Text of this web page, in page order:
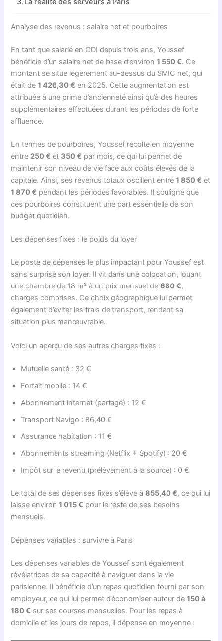
La réalité des serveurs à Paris
Analyse des revenus : salaire net et pourboires
En tant que salarié en CDI depuis trois ans, Youssef
bénéficie d’un salaire net de base d’environ1 550 €. Ce
montant se situe légèrement au-dessus du SMIC net, qui
était de1 426,30 € en 2025. Cette augmentation est
attribuée à une prime d’ancienneté ainsi qu’à des heures
supplémentaires effectuées durant les périodes de forte
affluence.
En termes de pourboires, Youssef récolte en moyenne
entre 250 € et 350 € par mois, ce qui lui permet de
maintenir son niveau de vie face aux coûts élevés de la
capitale. Ainsi, ses revenus totaux oscillent entre1 850 € et
1 870 € pendant les périodes favorables. Il souligne que
ces pourboires constituent une part essentielle de son
budget quotidien.
Les dépenses fixes : le poids du loyer
Le poste de dépenses le plus impactant pour Youssef est
sans surprise son loyer. Il vit dans une colocation, louant
une chambre de 18 m² à un prix mensuel de680 €,
charges comprises. Ce choix géographique lui permet
également d’éviter les frais de transport, rendant sa
situation plus manœuvrable.
Voici un aperçu de ses autres charges fixes :
Mutuelle santé : 32 €
Forfait mobile : 14 €
Abonnement internet (partagé) : 12 €
Transport Navigo : 86,40 €
Assurance habitation : 11 €
Abonnements streaming (Netflix + Spotify) : 20 €
Impôt sur le revenu (prélèvement à la source) : 0 €
Le total de ses dépenses fixes s’élève à855,40 €, ce qui lui
laisse environ1 015 € pour le reste de ses besoins
mensuels.
Dépenses variables : survivre à Paris
Les dépenses variables de Youssef sont également
révélatrices de sa capacité à naviguer dans la vie
parisienne. Il bénéficie d’un repas quotidien fourni par son
employeur, ce qui lui permet d’économiser autour de150 à
180 € sur ses courses mensuelles. Pour les repas à
domicile et les jours de repos, il dépense en moyenne :